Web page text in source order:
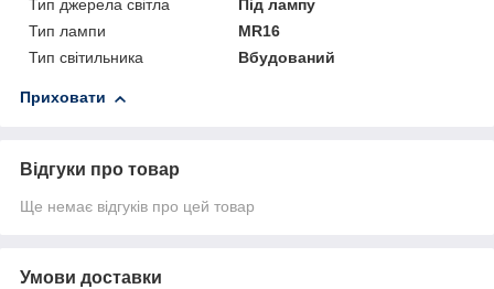
Тип джерела світла
Під лампу
Тип лампи
MR16
Тип світильника
Вбудований
Приховати
Відгуки про товар
Ще немає відгуків про цей товар
Умови доставки